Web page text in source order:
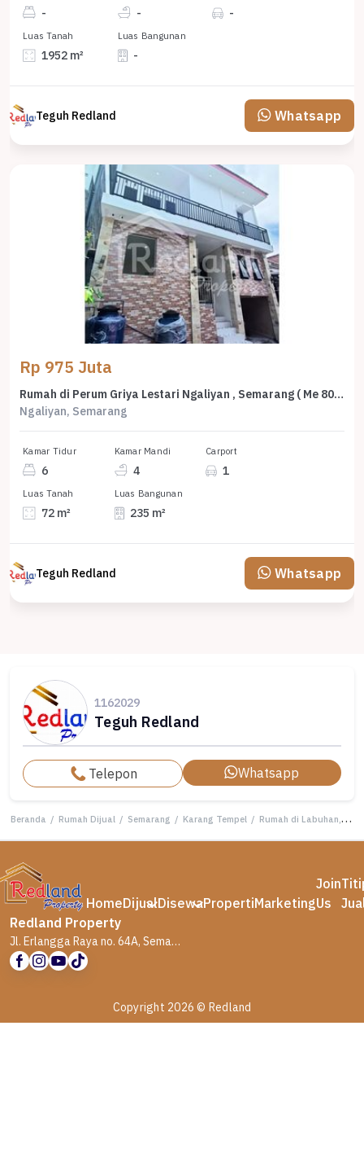
- - -
Luas Tanah
1952 m²
Luas Bangunan
-
Teguh Redland Whatsapp
Rp 975 Juta
Rumah di Perum Griya Lestari Ngaliyan , Semarang ( Me 8021 )
Ngaliyan, Semarang
Kamar Tidur
6
Kamar Mandi
4
Carport
1
Luas Tanah
72 m²
Luas Bangunan
235 m²
Teguh Redland Whatsapp
1162029
Teguh Redland
Telepon Whatsapp
Beranda / Rumah Dijual / Semarang / Karang Tempel / Rumah di Labuhan, Semarang Ni 5989
HomeDijualDisewaPropertiMarketing
Join
Us
Redland Property
Jl. Erlangga Raya no. 64A, Semarang
Copyright 2026 © Redland